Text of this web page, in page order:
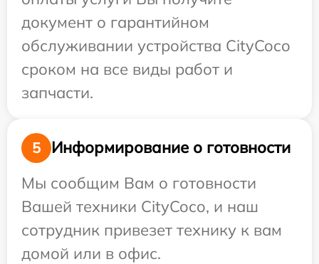
документ о гарантийном
обслуживании устройства CityCoco
сроком на все виды работ и
запчасти.
5
Информирование о готовности
Мы сообщим Вам о готовности
Вашей техники CityCoco, и наш
сотрудник привезет технику к вам
домой или в офис.